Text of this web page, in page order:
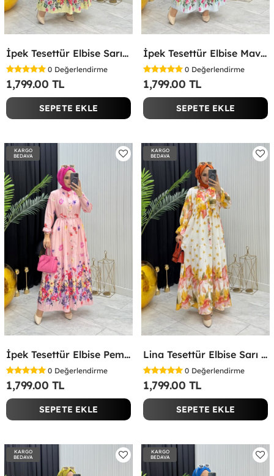
İpek Tesettür Elbise Sarı Sarı
0 Değerlendirme
1,799.00 TL
SEPETE EKLE
İpek Tesettür Elbise Mavi Mavi
0 Değerlendirme
1,799.00 TL
SEPETE EKLE
KARGO
BEDAVA
İpek Tesettür Elbise Pembe Pembe
0 Değerlendirme
1,799.00 TL
SEPETE EKLE
KARGO
BEDAVA
Lina Tesettür Elbise Sarı Sarı
0 Değerlendirme
1,799.00 TL
SEPETE EKLE
KARGO
BEDAVA
KARGO
BEDAVA